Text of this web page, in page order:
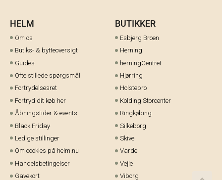
HELM
Om os
Butiks- & bytteoversigt
Guides
Ofte stillede spørgsmål
Fortrydelsesret
Fortryd dit køb her
Åbningstider & events
Black Friday
Ledige stillinger
Om cookies på helm.nu
Handelsbetingelser
Gavekort
BUTIKKER
Esbjerg Broen
Herning
herningCentret
Hjørring
Holstebro
Kolding Storcenter
Ringkøbing
Silkeborg
Skive
Varde
Vejle
Viborg